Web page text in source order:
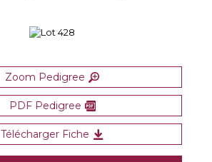
Zoom Pedigree
PDF Pedigree
Télécharger Fiche